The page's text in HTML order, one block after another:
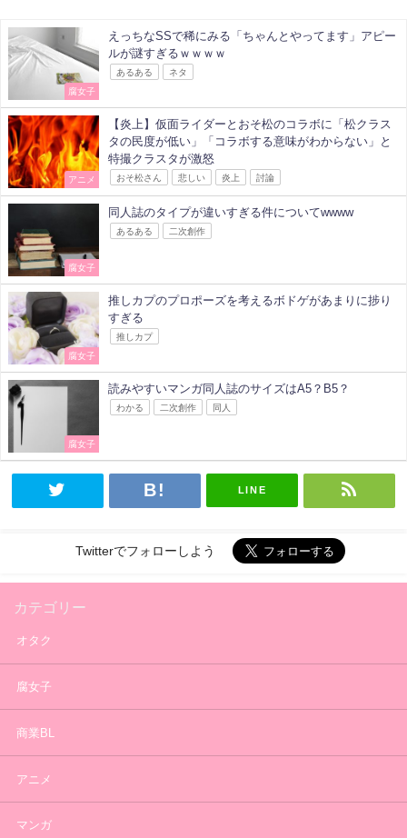
腐女子
えっちなSSで稀にみる「ちゃんとやってます」アピー
ルが謎すぎるｗｗｗｗ
あるある ネタ
アニメ
【炎上】仮面ライダーとおそ松のコラボに「松クラス
タの民度が低い」「コラボする意味がわからない」と
特撮クラスタが激怒
おそ松さん 悲しい 炎上 討論
腐女子
同人誌のタイプが違いすぎる件についてwwww
あるある 二次創作
腐女子
推しカプのプロポーズを考えるボドゲがあまりに捗り
すぎる
推しカプ
腐女子
読みやすいマンガ同人誌のサイズはA5？B5？
わかる 二次創作 同人
LINE
Twitterでフォローしよう
カテゴリー
オタク
腐女子
商業BL
アニメ
マンガ